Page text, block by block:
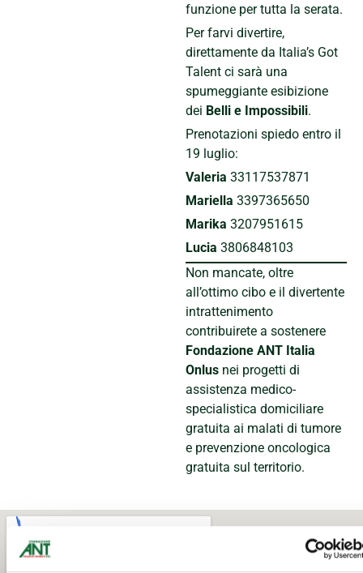
funzione per tutta la serata.
Per farvi divertire,
direttamente da Italia’s Got
Talent ci sarà una
spumeggiante esibizione
dei Belli e Impossibili.
Prenotazioni spiedo entro il
19 luglio:
Valeria 33117537871
Mariella 3397365650
Marika 3207951615
Lucia 3806848103
Non mancate, oltre
all’ottimo cibo e il divertente
intrattenimento
contribuirete a sostenere
Fondazione ANT Italia
Onlus nei progetti di
assistenza medico-
specialistica domiciliare
gratuita ai malati di tumore
e prevenzione oncologica
gratuita sul territorio.